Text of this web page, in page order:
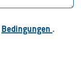
Bedingungen .